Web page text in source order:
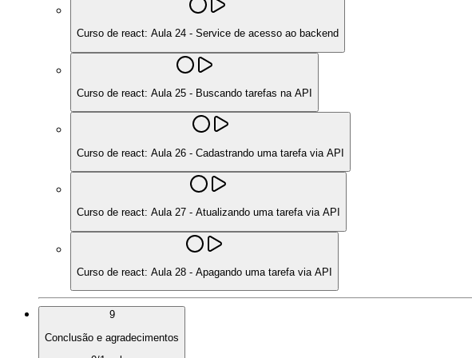
Curso de react: Aula 24 - Service de acesso ao backend
Curso de react: Aula 25 - Buscando tarefas na API
Curso de react: Aula 26 - Cadastrando uma tarefa via API
Curso de react: Aula 27 - Atualizando uma tarefa via API
Curso de react: Aula 28 - Apagando uma tarefa via API
9
Conclusão e agradecimentos